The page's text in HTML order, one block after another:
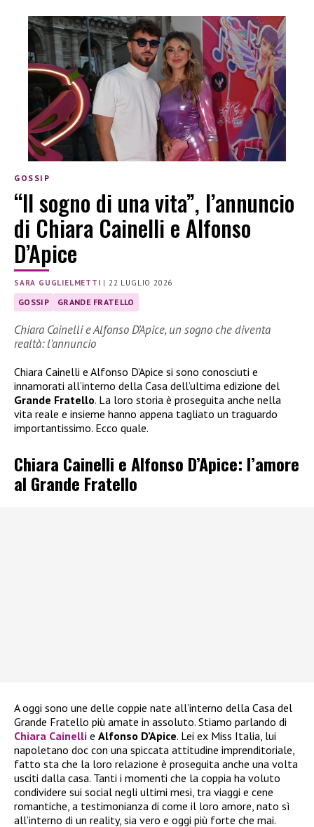
GOSSIP
“Il sogno di una vita”, l’annuncio
di Chiara Cainelli e Alfonso
D’Apice
SARA GUGLIELMETTI | 22 LUGLIO 2026
GOSSIP GRANDE FRATELLO
Chiara Cainelli e Alfonso D’Apice, un sogno che diventa
realtà: l’annuncio
Chiara Cainelli e Alfonso D’Apice si sono conosciuti e
innamorati all’interno della Casa dell’ultima edizione del
Grande Fratello. La loro storia è proseguita anche nella
vita reale e insieme hanno appena tagliato un traguardo
importantissimo. Ecco quale.
Chiara Cainelli e Alfonso D’Apice: l’amore
al Grande Fratello
A oggi sono une delle coppie nate all’interno della Casa del
Grande Fratello più amate in assoluto. Stiamo parlando di
Chiara Cainelli e Alfonso D’Apice. Lei ex Miss Italia, lui
napoletano doc con una spiccata attitudine imprenditoriale,
fatto sta che la loro relazione è proseguita anche una volta
usciti dalla casa. Tanti i momenti che la coppia ha voluto
condividere sui social negli ultimi mesi, tra viaggi e cene
romantiche, a testimonianza di come il loro amore, nato sì
all’interno di un reality, sia vero e oggi più forte che mai.